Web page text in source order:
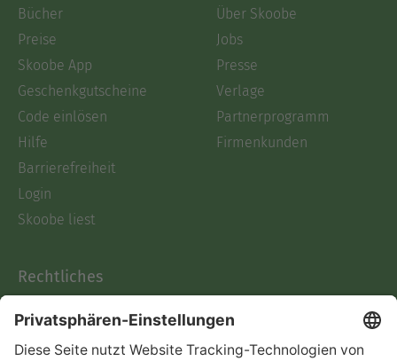
Bücher
Preise
Skoobe App
Geschenkgutscheine
Code einlösen
Hilfe
Barrierefreiheit
Login
Skoobe liest
Über Skoobe
Jobs
Presse
Verlage
Partnerprogramm
Firmenkunden
Rechtliches
AGB
Informationen nach Data